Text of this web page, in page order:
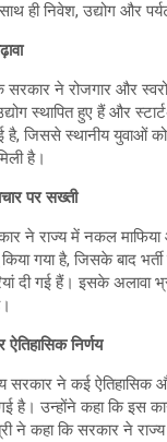
ही निवेश, उद्योग और
सरकार ने रोजगार और
स्थापित हुए हैं और
है, जिससे स्थानीय
है।
पर सख्ती
ने राज्य में नकल
गया है, जिसके बाद
दी गई हैं। इसके
निर्णय
सरकार ने कई ऐतिहासिक
है। उन्होंने कहा कि इस
ने कहा कि सरकार ने